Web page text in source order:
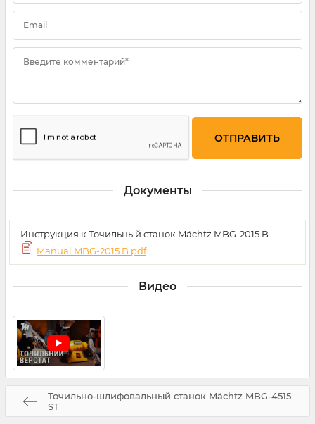
Email
Введите комментарий*
Документы
Инструкция к Точильный станок Mächtz MBG-2015 B
Manual MBG-2015 B.pdf
Видео
Точильно-шлифовальный станок Mächtz MBG-4515
ST